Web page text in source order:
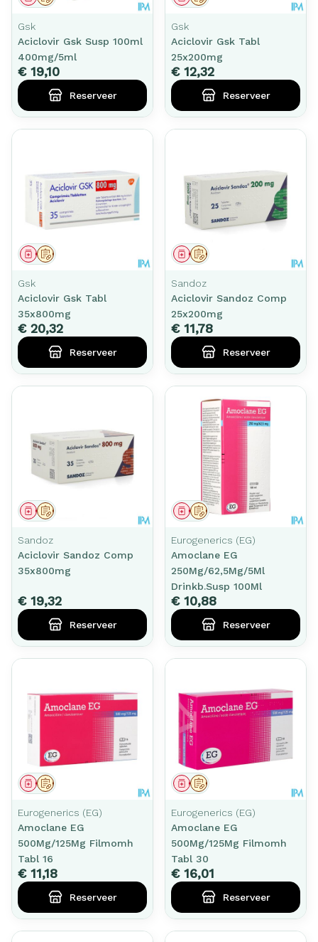
Gsk
Aciclovir Gsk Susp 100ml
400mg/5ml
€ 19,10
Reserveer
Gsk
Aciclovir Gsk Tabl
25x200mg
€ 12,32
Reserveer
Op voorschrift
Geneesmiddel
Gsk
Aciclovir Gsk Tabl
35x800mg
€ 20,32
Reserveer
Op voorschrift
Geneesmiddel
Sandoz
Aciclovir Sandoz Comp
25x200mg
€ 11,78
Reserveer
Op voorschrift
Geneesmiddel
Sandoz
Aciclovir Sandoz Comp
35x800mg
€ 19,32
Reserveer
Op voorschrift
Geneesmiddel
Eurogenerics (EG)
Amoclane EG
250Mg/62,5Mg/5Ml
Drinkb.Susp 100Ml
€ 10,88
Reserveer
Op voorschrift
Geneesmiddel
Eurogenerics (EG)
Amoclane EG
500Mg/125Mg Filmomh
Tabl 16
€ 11,18
Reserveer
Op voorschrift
Geneesmiddel
Eurogenerics (EG)
Amoclane EG
500Mg/125Mg Filmomh
Tabl 30
€ 16,01
Reserveer